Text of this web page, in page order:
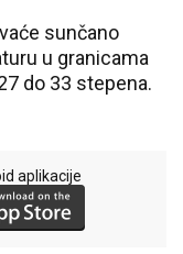
sunčano
u granicama
do 33 stepena.
aplikacije